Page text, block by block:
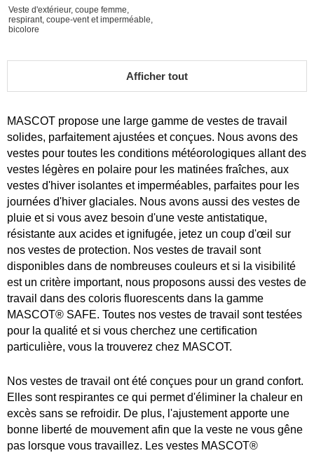
Veste d'extérieur, coupe femme,
respirant, coupe-vent et imperméable,
bicolore
Afficher tout
MASCOT propose une large gamme de vestes de travail
solides, parfaitement ajustées et conçues. Nous avons des
vestes pour toutes les conditions météorologiques allant des
vestes légères en polaire pour les matinées fraîches, aux
vestes d'hiver isolantes et imperméables, parfaites pour les
journées d'hiver glaciales. Nous avons aussi des vestes de
pluie et si vous avez besoin d'une veste antistatique,
résistante aux acides et ignifugée, jetez un coup d'œil sur
nos vestes de protection. Nos vestes de travail sont
disponibles dans de nombreuses couleurs et si la visibilité
est un critère important, nous proposons aussi des vestes de
travail dans des coloris fluorescents dans la gamme
MASCOT® SAFE. Toutes nos vestes de travail sont testées
pour la qualité et si vous cherchez une certification
particulière, vous la trouverez chez MASCOT.
Nos vestes de travail ont été conçues pour un grand confort.
Elles sont respirantes ce qui permet d'éliminer la chaleur en
excès sans se refroidir. De plus, l'ajustement apporte une
bonne liberté de mouvement afin que la veste ne vous gêne
pas lorsque vous travaillez. Les vestes MASCOT®